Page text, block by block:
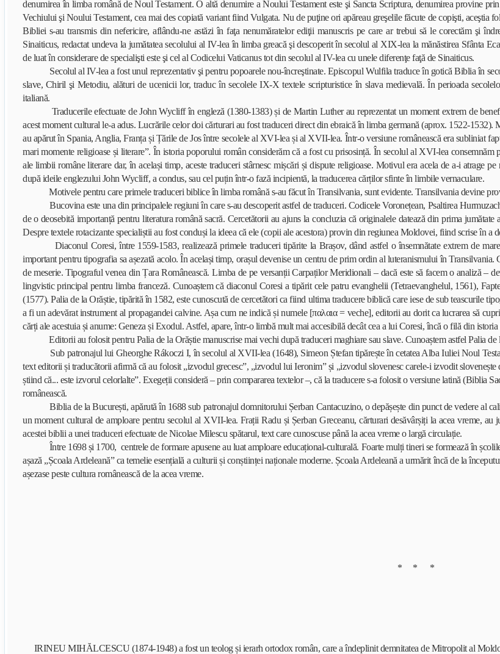
denumirea în limba română de Noul Testament. O altă denumire a Noului Testament este şi Sancta Scriptura, denumirea provine
Vechiului şi Noului Testament, cea mai des copiată variant fiind Vulgata. Nu de puţine ori apăreau greşelile făcute de copişti, aceştia
Bibliei s-au transmis din nefericire, aflându-ne astăzi în faţa nenumăratelor ediţii manuscris pe care ar trebui să le corectăm şi
Sinaiticus, redactat undeva la jumătatea secolului al IV-lea în limba greacă şi descoperit în secolul al XIX-lea la mănăstirea Sfânta
de luat în considerare de specialişti este şi cel al Codicelui Vaticanus tot din secolul al IV-lea cu unele diferenţe faţă de Sinaiticus.
Secolul al IV-lea a fost unul reprezentativ şi pentru popoarele nou-încreştinate. Episcopul Wulfila traduce în gotică Biblia în
slave, Chiril şi Metodiu, alături de ucenicii lor, traduc în secolele IX-X textele scripturistice în slava medievală. În perioada
italiană.
Traducerile efectuate de John Wycliff în engleză (1380-1383) și de Martin Luther au reprezentat un moment extrem de
acest moment cultural le-a adus. Lucrările celor doi cărturari au fost traduceri direct din ebraică în limba germană (aprox. 1522-
au apărut în Spania, Anglia, Franța și Țările de Jos între secolele al XVI-lea și al XVII-lea. Într-o versiune românească era subliniat
mari momente religioase și literare”. În istoria poporului român considerăm că a fost cu prisosință. În secolul al XVI-lea consemnăm
ale limbii române literare dar, în același timp, aceste traduceri stârnesc mișcări și dispute religioase. Motivul era acela de a-i atrage
după ideile englezului John Wycliff, a condus, sau cel puțin într-o fază incipientă, la traducerea cărților sfinte în limbile vernaculare.
Motivele pentru care primele traduceri biblice în limba română s-au făcut în Transilvania, sunt evidente. Transilvania devine
Bucovina este una din principalele regiuni în care s-au descoperit astfel de traduceri. Codicele Voronețean, Psaltirea
de o deosebită importanță pentru literatura română sacră. Cercetătorii au ajuns la concluzia că originalele datează din prima
Despre textele rotacizante specialiștii au fost conduși la ideea că ele (copii ale acestora) provin din regiunea Moldovei, fiind scrise în a
Diaconul Coresi, între 1559-1583, realizează primele traduceri tipărite la Brașov, dând astfel o însemnătate extrem de
important pentru tipografia sa așezată acolo. În același timp, orașul devenise un centru de prim ordin al luteranismului în
de meserie. Tipograful venea din Țara Românească. Limba de pe versanții Carpaților Meridionali – dacă este să facem o analiză –
lingvistic principal pentru limba franceză. Cunoaștem că diaconul Coresi a tipărit cele patru evanghelii (Tetraevanghelul, 1561),
(1577). Palia de la Orăștie, tipărită în 1582, este cunoscută de cercetători ca fiind ultima traducere biblică care iese de sub teascurile
a fi un adevărat instrument al propagandei calvine. Așa cum ne indică și numele [παλαια = veche], editorii au dorit ca lucrarea să
cărți ale acestuia și anume: Geneza și Exodul. Astfel, apare, într-o limbă mult mai accesibilă decât cea a lui Coresi, încă o filă din
Editorii au folosit pentru Palia de la Orăștie manuscrise mai vechi după traduceri maghiare sau slave. Cunoaștem astfel Palia de
Sub patronajul lui Gheorghe Rákoczi I, în secolul al XVII-lea (1648), Simeon Ștefan tipărește în cetatea Alba Iuliei Noul
text editorii și traducătorii afirmă că au folosit „izvodul grecesc”, „izvodul lui Ieronim” și „izvodul slovenesc carele-i izvodit
știind că... este izvorul celorlalte”. Exegeții consideră – prin compararea textelor –, că la traducere s-a folosit o versiune latină (Biblia
românească.
Biblia de la București, apărută în 1688 sub patronajul domnitorului Șerban Cantacuzino, o depășește din punct de vedere al
un moment cultural de amploare pentru secolul al XVII-lea. Frații Radu și Șerban Greceanu, cărturari desăvârșiți la acea vreme,
acestei biblii a unei traduceri efectuate de Nicolae Milescu spătarul, text care cunoscuse până la acea vreme o largă circulație.
Între 1698 și 1700, centrele de formare apusene au luat amploare educațional-culturală. Foarte mulți tineri se formează în
așază „Școala Ardeleană” ca temelie esențială a culturii și conștiinței naționale moderne. Școala Ardeleană a urmărit încă de la
așezase peste cultura românească de la acea vreme.
* * *
IRINEU MIHĂLCESCU (1874-1948) a fost un teolog și ierarh ortodox român, care a îndeplinit demnitatea de Mitropolit al